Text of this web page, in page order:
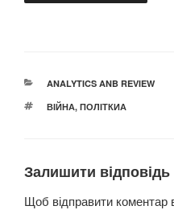
КАТЕГОРІЇ
ANALYTICS ANB REVIEW
ПОЗНАЧКИ
ВІЙНА, ПОЛІТКИА
Залишити відповідь
Щоб відправити коментар